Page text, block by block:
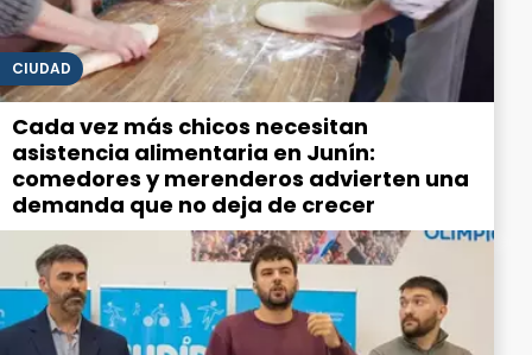
CIUDAD
Cada vez más chicos necesitan
asistencia alimentaria en Junín:
comedores y merenderos advierten una
demanda que no deja de crecer